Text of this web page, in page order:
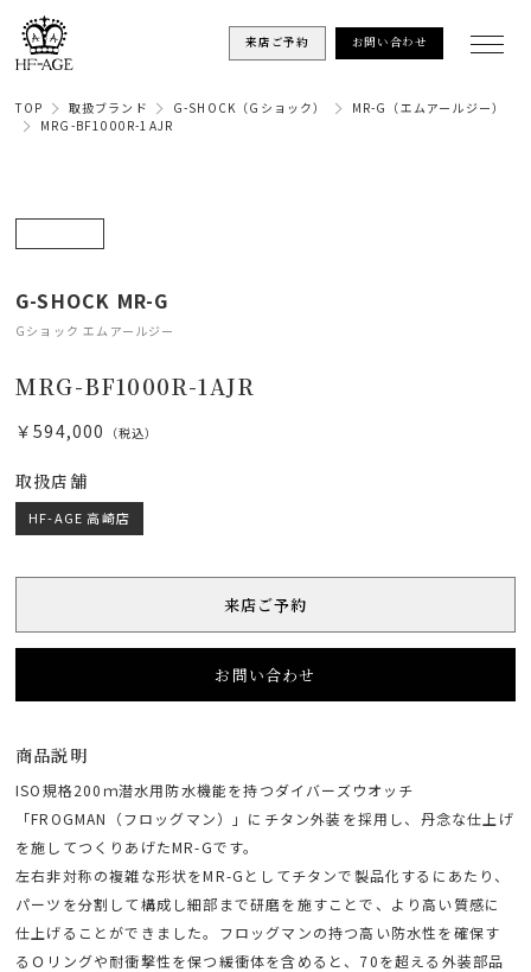
来店ご予約 お問い合わせ
TOP 取扱ブランド G-SHOCK（Gショック）
MR-G（エムアールジー）
MRG-BF1000R-1AJR
G-SHOCK MR-G
Gショック エムアールジー
MRG-BF1000R-1AJR
￥594,000 （税込）
取扱店舗
HF-AGE 高崎店
来店ご予約
お問い合わせ
商品説明
ISO規格200ｍ潜水用防水機能を持つダイバーズウオッチ
「FROGMAN（フロッグマン）」にチタン外装を採用し、丹念な仕上げ
を施してつくりあげたMR-Gです。
左右非対称の複雑な形状をMR-Gとしてチタンで製品化するにあたり、
パーツを分割して構成し細部まで研磨を施すことで、より高い質感に
仕上げることができました。フロッグマンの持つ高い防水性を確保す
るＯリングや耐衝撃性を保つ緩衝体を含めると、70を超える外装部品